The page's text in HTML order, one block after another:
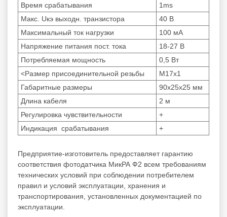
Время срабатывания
1ms
Макс. Uкэ выходн. транзистора
40 В
Максимальный ток нагрузки
100 мА
Напряжение питания пост. тока
18-27 В
Потребляемая мощность
0,5 Вт
<Размер присоединительной резьбы
М17x1
Габаритные размеры
90x25x25 мм
Длина кабеля
2 м
Регулировка чувствительности
+
Индикация срабатывания
+
Предприятие-изготовитель предоставляет гарантию
соответствия фотодатчика МикРА Ф2 всем требованиям
технических условий при соблюдении потребителем
правил и условий эксплуатации, хранения и
транспортирования, установленных документацией по
эксплуатации.